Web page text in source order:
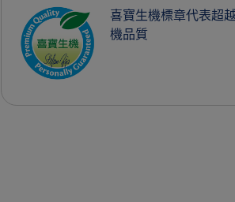
喜寶生機標章代表超
機品質